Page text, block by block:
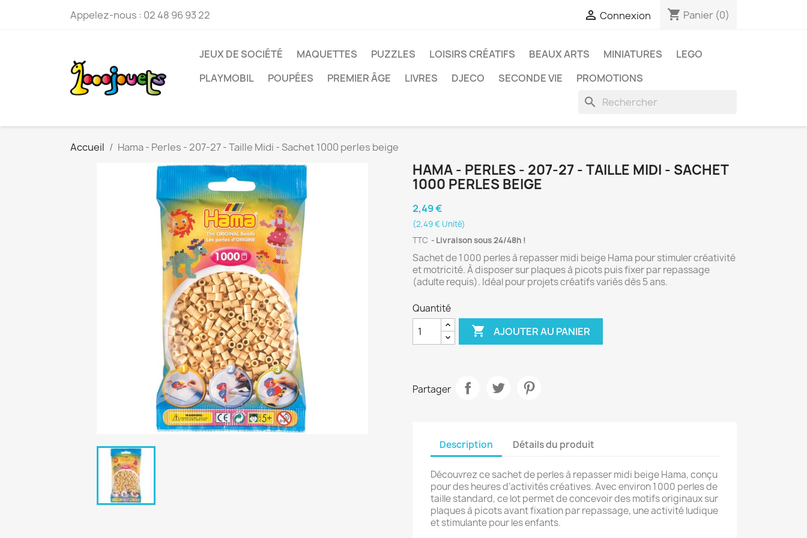
Appelez-nous : 02 48 96 93 22  Connexion shopping_cart Panier (0)
JEUX DE SOCIÉTÉ MAQUETTES PUZZLES LOISIRS CRÉATIFS BEAUX ARTS MINIATURES
LEGO
PLAYMOBIL
POUPÉES PREMIER ÂGE LIVRES DJECO SECONDE VIE PROMOTIONS
search
Accueil Hama - Perles - 207-27 - Taille Midi - Sachet 1000 perles beige
HAMA - PERLES - 207-27 - TAILLE MIDI - SACHET
1000 PERLES BEIGE
2,49 €
(2,49 € Unité)
TTC
Livraison sous 24/48h !
Sachet de 1 000 perles à repasser midi beige Hama pour stimuler créativité
et motricité. À disposer sur plaques à picots puis fixer par repassage
(adulte requis). Idéal pour projets créatifs variés dès 5 ans.
Quantité
 AJOUTER AU PANIER
Partager
Description Détails du produit
Découvrez ce sachet de perles à repasser midi beige Hama, conçu
pour des heures d’activités créatives. Avec environ 1 000 perles de
taille standard, ce lot permet de concevoir des motifs originaux sur
plaques à picots avant fixation par repassage, une activité ludique
et stimulante pour les enfants.